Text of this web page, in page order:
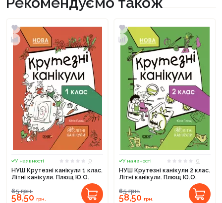
У наявності
0
НУШ Крутезні канікули 1 клас.
Літні канікули. Плющ Ю.О.
65грн.
58,50 грн.
У наявності
0
НУШ Крутезні канікули 2 клас.
Літні канікули. Плющ Ю.О.
65грн.
58,50 грн.